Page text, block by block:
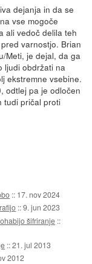
dejanja in da se
vse mogoče
ali vedoč delila teh
varnostjo. Brian
Meti, je dejal, da ga
ljudi obdržati na
ekstremne vsebine.
odtlej pa je odločen
tudi pričal proti
:: 17. nov 2024
::9. jun 2023
šifriranje ::
::21. jul 2013
2012